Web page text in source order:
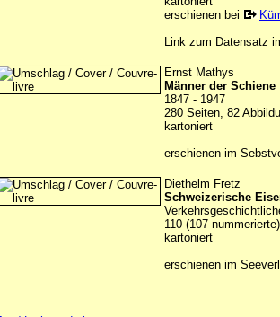
erschienen bei
Link zum Datensatz
Ernst Mathys
Männer der Schiene
1847 - 1947
280 Seiten, 82
kartoniert
erschienen im
Diethelm Fretz
Schweizerische
110 (107
kartoniert
erschienen im